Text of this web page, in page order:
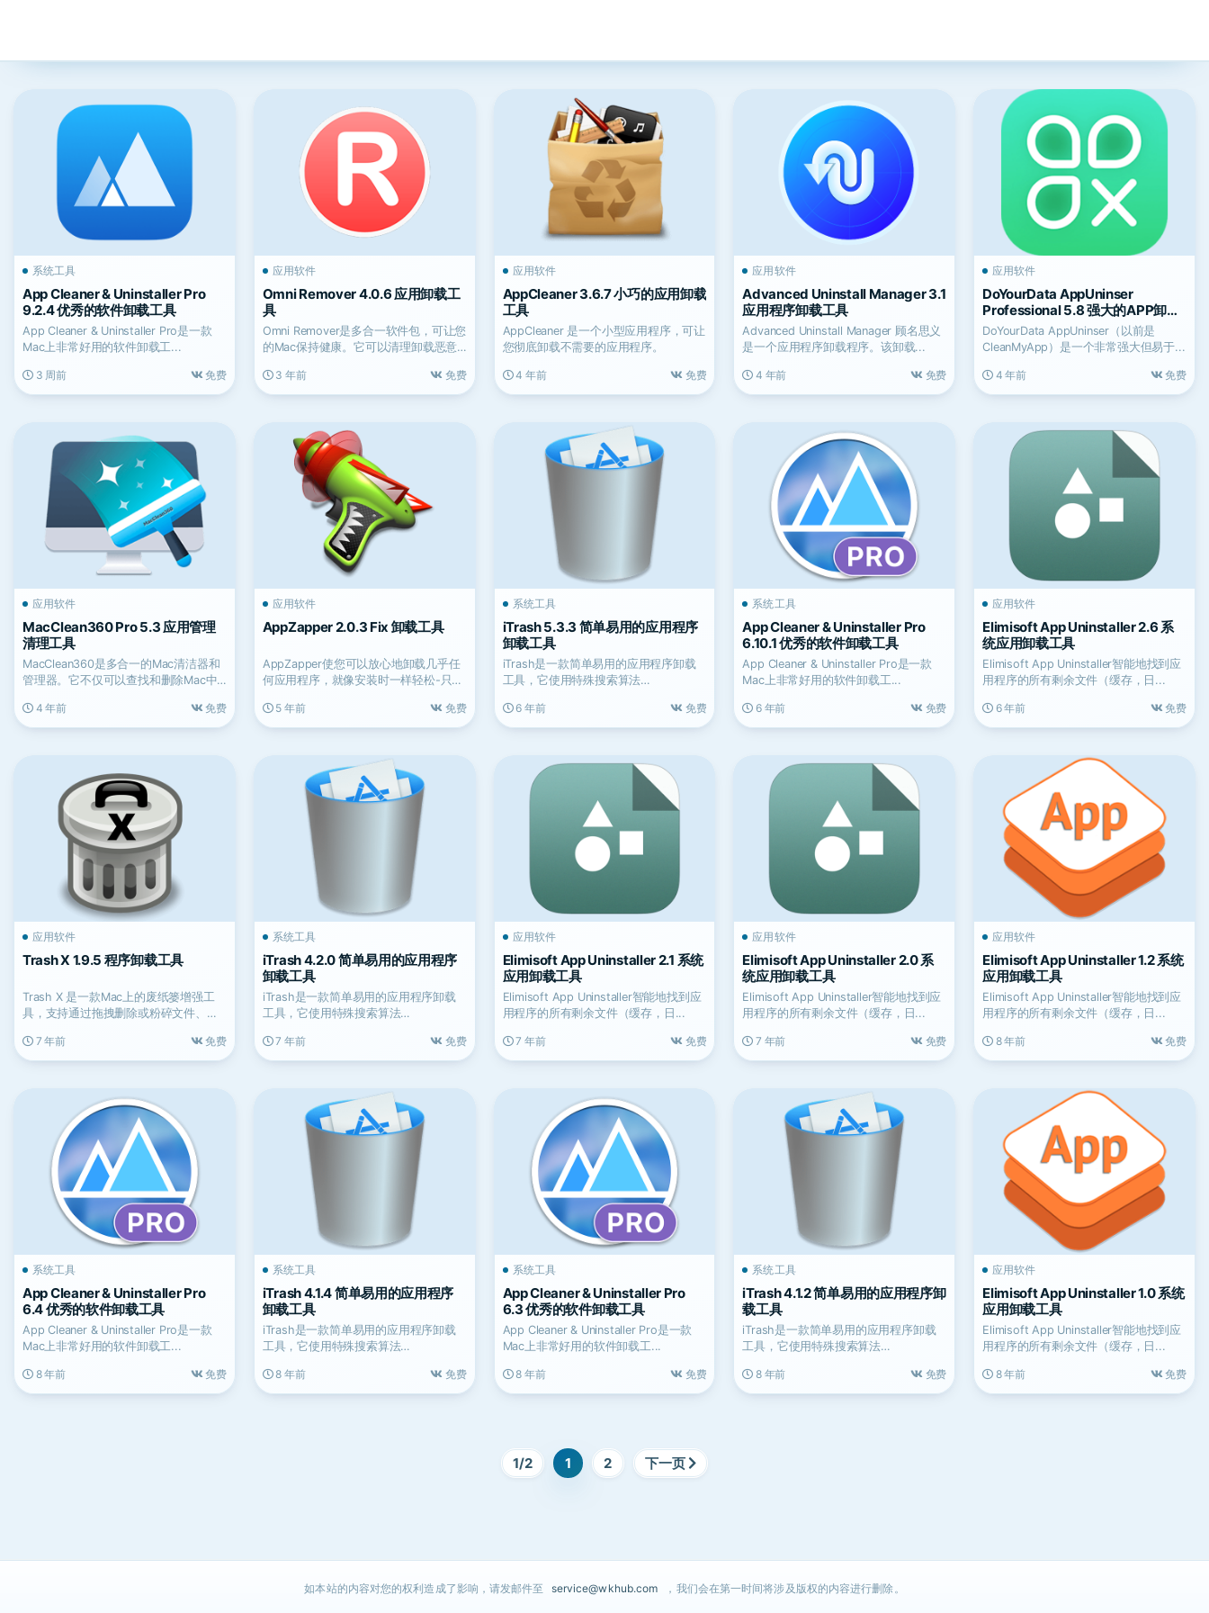
系统工具
App Cleaner & Uninstaller Pro
9.2.4 优秀的软件卸载工具
App Cleaner & Uninstaller Pro是一款
Mac上非常好用的软件卸载工...
3 周前 免费
应用软件
Omni Remover 4.0.6 应用卸载工
具
Omni Remover是多合一软件包，可让您
的Mac保持健康。它可以清理卸载恶意
3 年前
免费
应用软件
AppCleaner 3.6.7 小巧的应用卸载
工具
AppCleaner 是一个小型应用程序，可让
您彻底卸载不需要的应用程序。
4 年前 免费
应用软件
Advanced Uninstall Manager 3.1
应用程序卸载工具
Advanced Uninstall Manager 顾名思义
是一个应用程序卸载程序。该卸载...
4 年前 免费
应用软件
DoYourData AppUninser
Professional 5.8 强大的APP卸载
工具
DoYourData AppUninser（以前是
CleanMyApp）是一个非常强大但易于...
4 年前 免费
应用软件
MacClean360 Pro 5.3 应用管理
清理工具
MacClean360是多合一的Mac清洁器和
管理器。它不仅可以查找和删除Mac中
4 年前
免费
应用软件
AppZapper 2.0.3 Fix 卸载工具
AppZapper使您可以放心地卸载几乎任
何应用程序，就像安装时一样轻松-只需
5 年前
免费
系统工具
iTrash 5.3.3 简单易用的应用程序
卸载工具
iTrash是一款简单易用的应用程序卸载
工具，它使用特殊搜索算法
6 年前
免费
系统工具
App Cleaner & Uninstaller Pro
6.10.1 优秀的软件卸载工具
App Cleaner & Uninstaller Pro是一款
Mac上非常好用的软件卸载工...
6 年前 免费
应用软件
Elimisoft App Uninstaller 2.6 系
统应用卸载工具
Elimisoft App Uninstaller智能地找到应
用程序的所有剩余文件（缓存，日...
6 年前 免费
应用软件
Trash X 1.9.5 程序卸载工具
Trash X 是一款Mac上的废纸篓增强工
具，支持通过拖拽删除或粉碎文件、批
7 年前
免费
系统工具
iTrash 4.2.0 简单易用的应用程序
卸载工具
iTrash是一款简单易用的应用程序卸载
工具，它使用特殊搜索算法
7 年前
免费
应用软件
Elimisoft App Uninstaller 2.1 系统
应用卸载工具
Elimisoft App Uninstaller智能地找到应
用程序的所有剩余文件（缓存，日...
7 年前 免费
应用软件
Elimisoft App Uninstaller 2.0 系
统应用卸载工具
Elimisoft App Uninstaller智能地找到应
用程序的所有剩余文件（缓存，日...
7 年前 免费
应用软件
Elimisoft App Uninstaller 1.2 系统
应用卸载工具
Elimisoft App Uninstaller智能地找到应
用程序的所有剩余文件（缓存，日...
8 年前 免费
系统工具
App Cleaner & Uninstaller Pro
6.4 优秀的软件卸载工具
App Cleaner & Uninstaller Pro是一款
Mac上非常好用的软件卸载工...
8 年前 免费
系统工具
iTrash 4.1.4 简单易用的应用程序
卸载工具
iTrash是一款简单易用的应用程序卸载
工具，它使用特殊搜索算法
8 年前
免费
系统工具
App Cleaner & Uninstaller Pro
6.3 优秀的软件卸载工具
App Cleaner & Uninstaller Pro是一款
Mac上非常好用的软件卸载工...
8 年前 免费
系统工具
iTrash 4.1.2 简单易用的应用程序卸
载工具
iTrash是一款简单易用的应用程序卸载
工具，它使用特殊搜索算法
8 年前
免费
应用软件
Elimisoft App Uninstaller 1.0 系统
应用卸载工具
Elimisoft App Uninstaller智能地找到应
用程序的所有剩余文件（缓存，日...
8 年前 免费
1/2 1 2 下一页
如本站的内容对您的权利造成了影响，请发邮件至 service@wkhub.com ，我们会在第一时间将涉及版权的内容进行删除。